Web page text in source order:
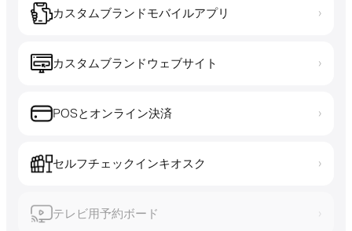
カスタムブランドモバイルアプリ ›
カスタムブランドウェブサイト ›
POSとオンライン決済 ›
セルフチェックインキオスク ›
テレビ用予約ボード ›